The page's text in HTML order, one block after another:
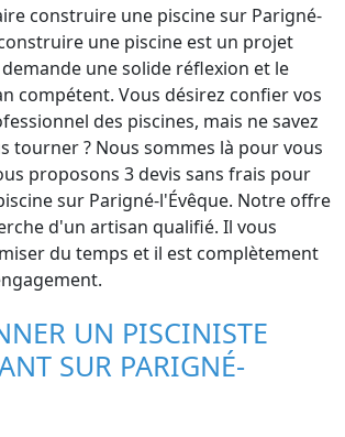
construire une piscine sur Parigné-
une piscine est un projet
une solide réflexion et le
compétent. Vous désirez confier vos
des piscines, mais ne savez
tourner ? Nous sommes là pour vous
proposons 3 devis sans frais pour
sur Parigné-l'Évêque. Notre offre
d'un artisan qualifié. Il vous
du temps et il est complètement
UN PISCINISTE
SUR PARIGNÉ-